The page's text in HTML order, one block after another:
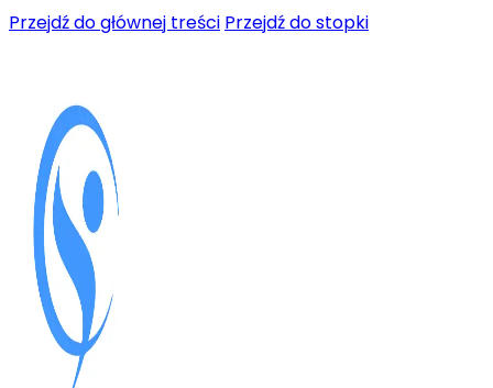
Przejdź do głównej treści Przejdź do stopki